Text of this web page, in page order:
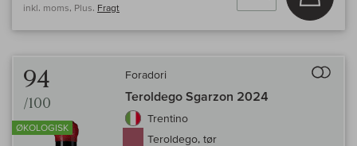
inkl. moms, Plus. Fragt
94
/100
ØKOLOGISK
Foradori
Teroldego Sgarzon 2024
Trentino
Teroldego, tør